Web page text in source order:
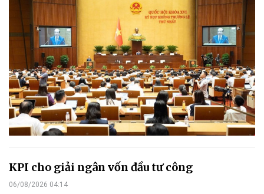
KPI cho giải ngân vốn đầu tư công
06/08/2026 04:14